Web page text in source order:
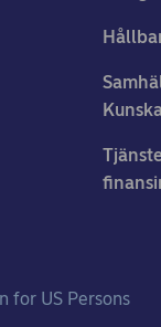
for US Persons